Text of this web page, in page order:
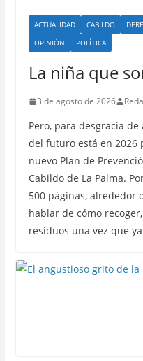
ACTUALIDAD CABILDO
OPINIÓN
POLÍTICA
La niña que
3 de agosto de 2026
Pero, para desgracia
del futuro está en 2026
nuevo Plan de
Cabildo de La Palma.
500 páginas, alrededor
hablar de cómo
residuos una vez que